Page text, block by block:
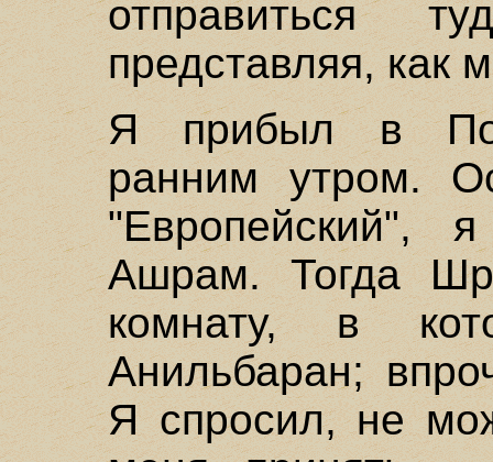
отправиться
представляя, как
Я прибыл в
ранним утром.
"Европейский",
Ашрам. Тогда
комнату, в
Анильбаран;
Я спросил, не